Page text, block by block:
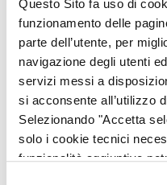
Questo Sito fa uso di
funzionamento delle
parte dell’utente, per
navigazione degli utenti
servizi messi a
si acconsente all’utilizzo
Selezionando "Accetta
solo i cookie tecnici
funzionalità aggiuntive
stimolare gli scambi di
Europa e di incoraggiare
ambiti.
Il bando 2020 è online e il
il 1° ottobre 2019.
Quattro le categorie
dedicati da parte di